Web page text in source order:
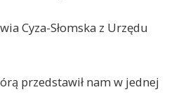
Cyza-Słomska z Urzędu
przedstawił nam w jednej